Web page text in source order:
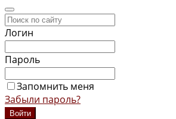
Логин
Пароль
Запомнить меня
Забыли пароль?